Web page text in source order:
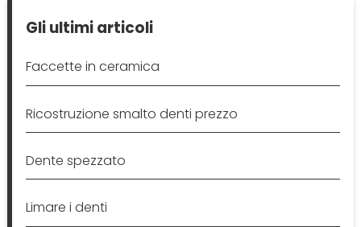
Gli ultimi articoli
Faccette in ceramica
Ricostruzione smalto denti prezzo
Dente spezzato
Limare i denti